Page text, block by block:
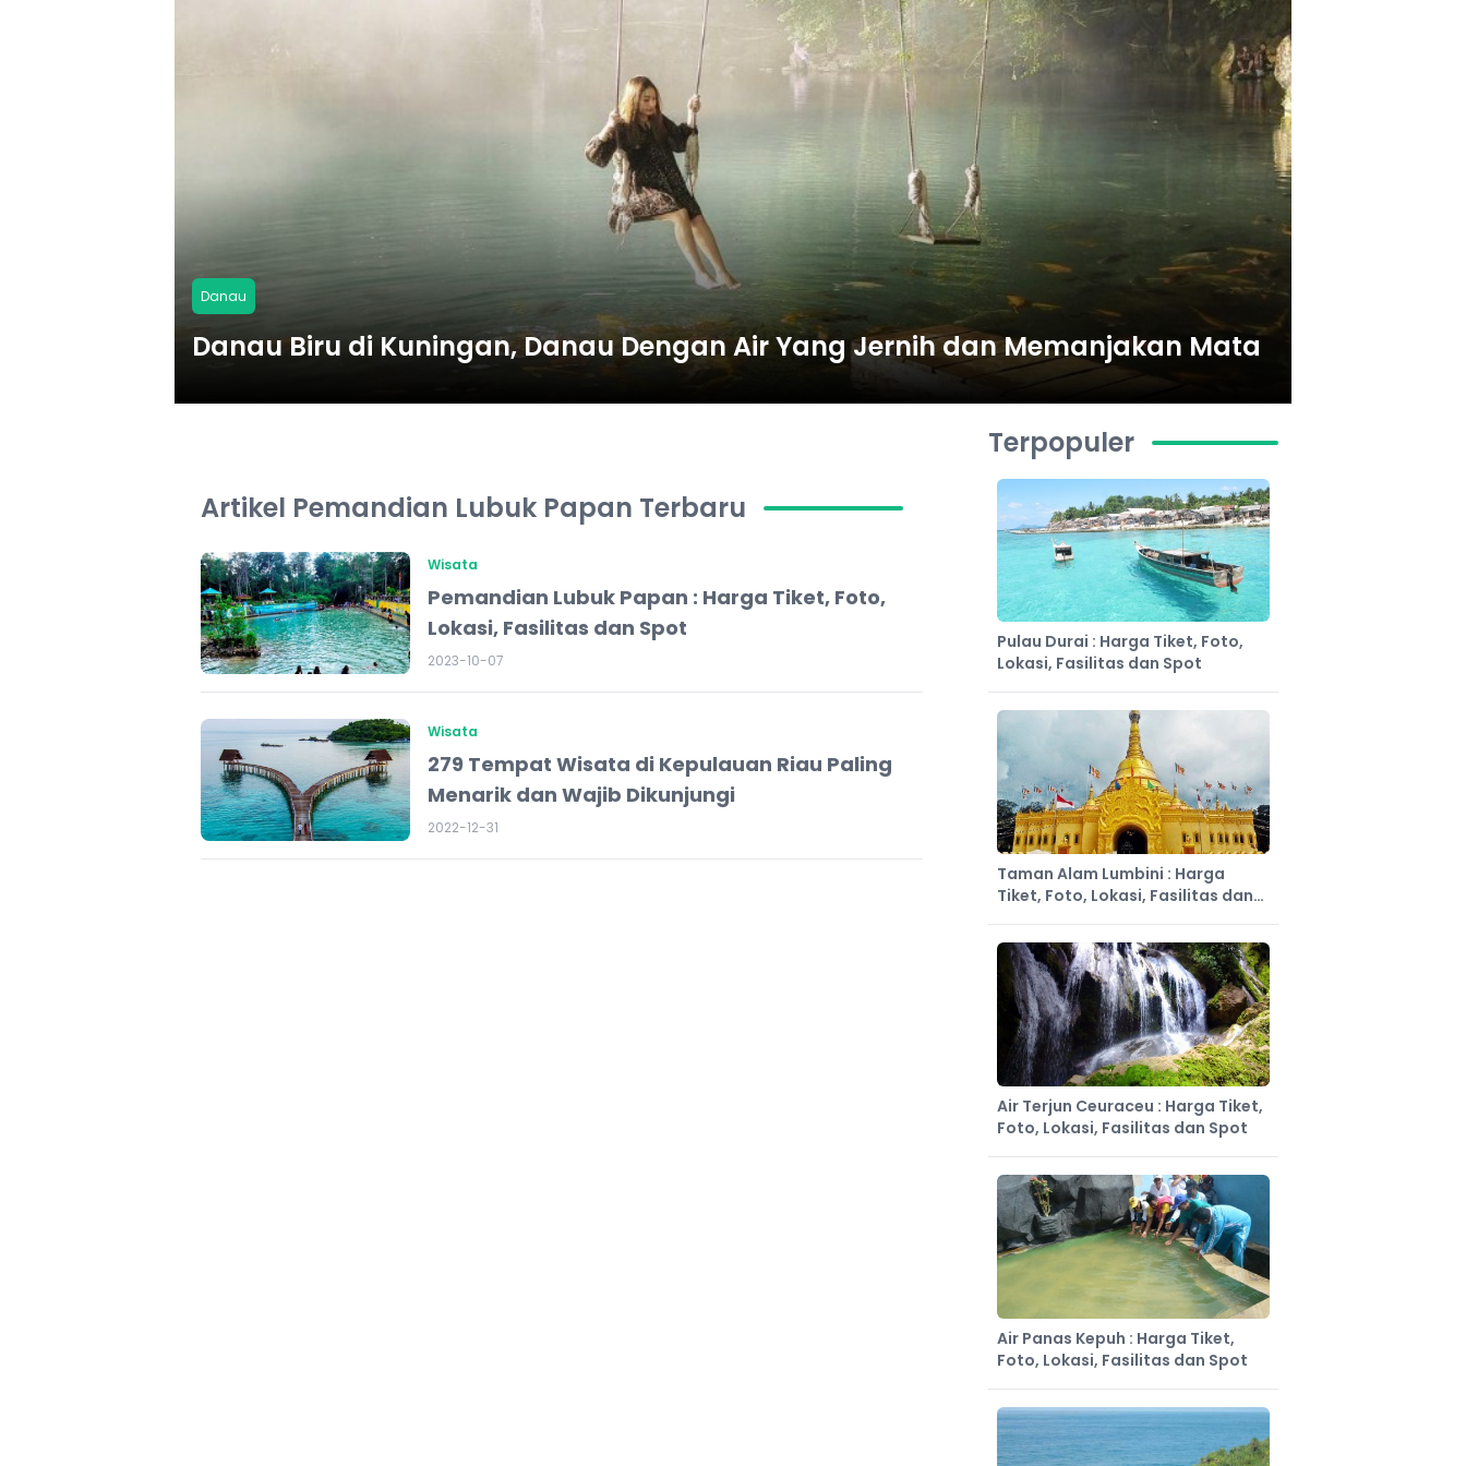
Danau
Danau Biru di Kuningan, Danau Dengan Air Yang Jernih dan Memanjakan Mata
Artikel Pemandian Lubuk Papan Terbaru
Wisata
Pemandian Lubuk Papan : Harga Tiket, Foto,
Lokasi, Fasilitas dan Spot
2023-10-07
Wisata
279 Tempat Wisata di Kepulauan Riau Paling
Menarik dan Wajib Dikunjungi
2022-12-31
Terpopuler
Pulau Durai : Harga Tiket, Foto,
Lokasi, Fasilitas dan Spot
Taman Alam Lumbini : Harga
Tiket, Foto, Lokasi, Fasilitas dan
Air Terjun Ceuraceu : Harga Tiket,
Foto, Lokasi, Fasilitas dan Spot
Air Panas Kepuh : Harga Tiket,
Foto, Lokasi, Fasilitas dan Spot